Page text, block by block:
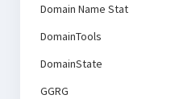
Domain Name Stat
DomainTools
DomainState
GGRG